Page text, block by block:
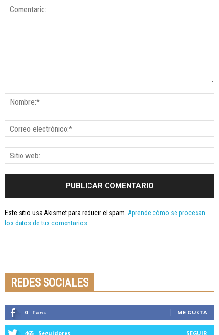
Este sitio usa Akismet para reducir el spam. Aprende cómo se procesan
los datos de tus comentarios.
REDES SOCIALES
0 Fans ME GUSTA
465 Seguidores SEGUIR